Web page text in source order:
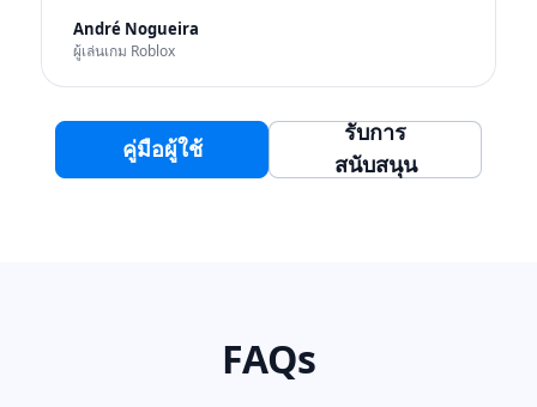
André Nogueira
ผู้เล่นเกม Roblox
คู่มือผู้ใช้
รับการ
สนับสนุน
FAQs